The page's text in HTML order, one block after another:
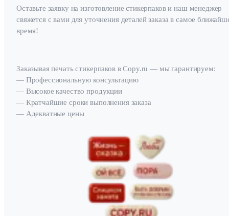
Оставьте заявку на изготовление стикерпаков и наш менеджер
свяжется с вами для уточнения деталей заказа в самое
время!
Заказывая печать стикерпаков в Copy.ru — мы гарантируем:
— Профессиональную консультацию
— Высокое качество продукции
— Кратчайшие сроки выполнения заказа
— Адекватные цены